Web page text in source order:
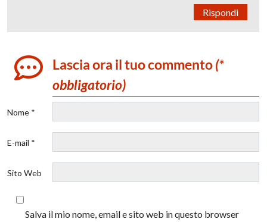
Rispondi
Lascia ora il tuo commento(*
obbligatorio)
Nome *
E-mail *
Sito Web
Salva il mio nome, email e sito web in questo browser